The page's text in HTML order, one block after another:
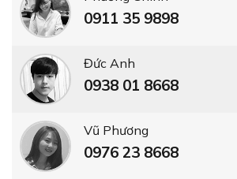
0911 35 9898
Đức Anh
0938 01 8668
Vũ Phương
0976 23 8668